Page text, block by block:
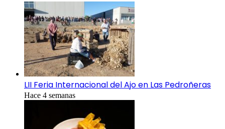
LII Feria Internacional del Ajo en Las Pedroñeras
Hace 4 semanas